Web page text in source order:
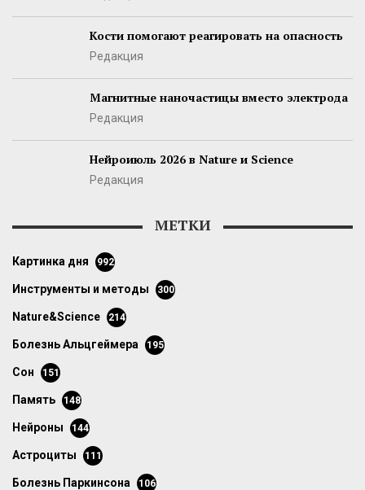
Кости помогают реагировать на опасность
Редакция
Магнитные наночастицы вместо электрода
Редакция
Нейроиюль 2026 в Nature и Science
Редакция
МЕТКИ
картинка дня 992
инструменты и методы 300
Nature&Science 214
болезнь Альцгеймера 195
сон 151
память 148
нейроны 144
астроциты 111
болезнь Паркинсона 106